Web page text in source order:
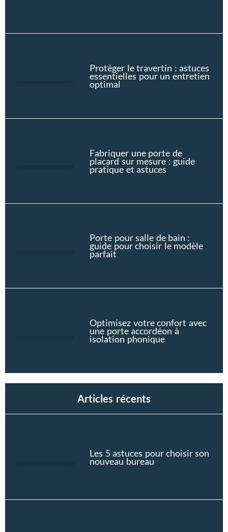
Protéger le travertin : astuces
essentielles pour un entretien
optimal
Fabriquer une porte de
placard sur mesure : guide
pratique et astuces
Porte pour salle de bain :
guide pour choisir le modèle
parfait
Optimisez votre confort avec
une porte accordéon à
isolation phonique
Articles récents
Les 5 astuces pour choisir son
nouveau bureau